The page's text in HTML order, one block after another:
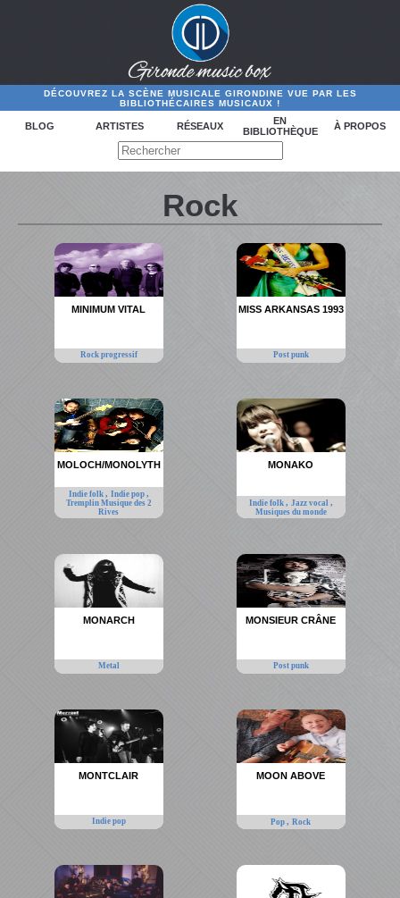
DÉCOUVREZ LA SCÈNE MUSICALE GIRONDINE VUE PAR LES
BIBLIOTHÉCAIRES MUSICAUX !
BLOG ARTISTES RÉSEAUX
EN
BIBLIOTHÈQUE
À PROPOS
Rock
MINIMUM VITAL
Rock progressif
MISS ARKANSAS 1993
Post punk
MOLOCH/MONOLYTH
Indie folk , Indie pop ,
Tremplin Musique des 2
Rives
MONAKO
Indie folk , Jazz vocal ,
Musiques du monde
MONARCH
Metal
MONSIEUR CRÂNE
Post punk
MONTCLAIR
Indie pop
MOON ABOVE
Pop,Rock